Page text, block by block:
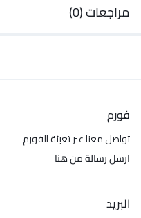
مراجعات (0)
فورم
تواصل معنا عبر تعبئة الفورم
ارسل رسالة من هنا
البريد